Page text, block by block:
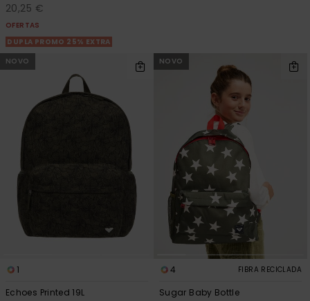
20,25 €
OFERTAS
DUPLA PROMO 25% EXTRA
NOVO
1
Echoes Printed 19L
NOVO
4 FIBRA RECICLADA
Sugar Baby Bottle